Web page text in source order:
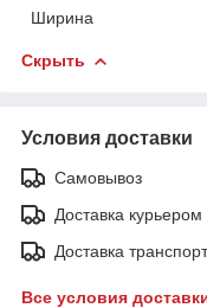
Ширина
Скрыть
Условия доставки
Самовывоз
Доставка
Доставка
Все условия